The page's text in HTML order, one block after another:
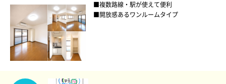
■複数路線・駅が使えて便利
■開放感あるワンルームタイプ